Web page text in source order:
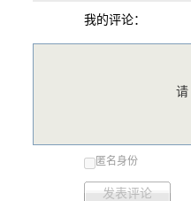
我的评论：
匿名身份
发表评论
请